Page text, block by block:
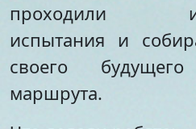
Мотоспорт
Новостная
проходили
испытания и
своего будущего
маршрута.